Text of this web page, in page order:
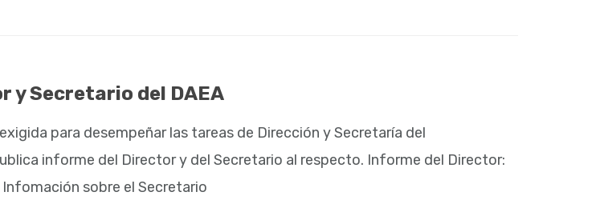
y Secretario del DAEA
para desempeñar las tareas de Dirección y Secretaría del
informe del Director y del Secretario al respecto. Informe del Director:
sobre el Secretario